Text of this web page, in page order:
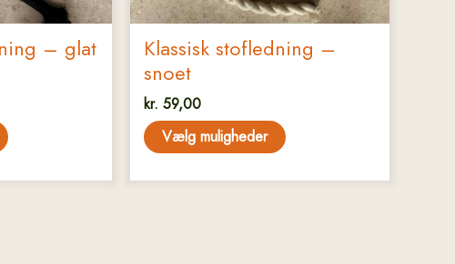
– glat
Klassisk stofledning –
snoet
kr. 59,00
Vælg muligheder